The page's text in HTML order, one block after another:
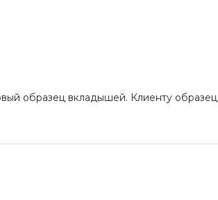
образец вкладышей. Клиенту